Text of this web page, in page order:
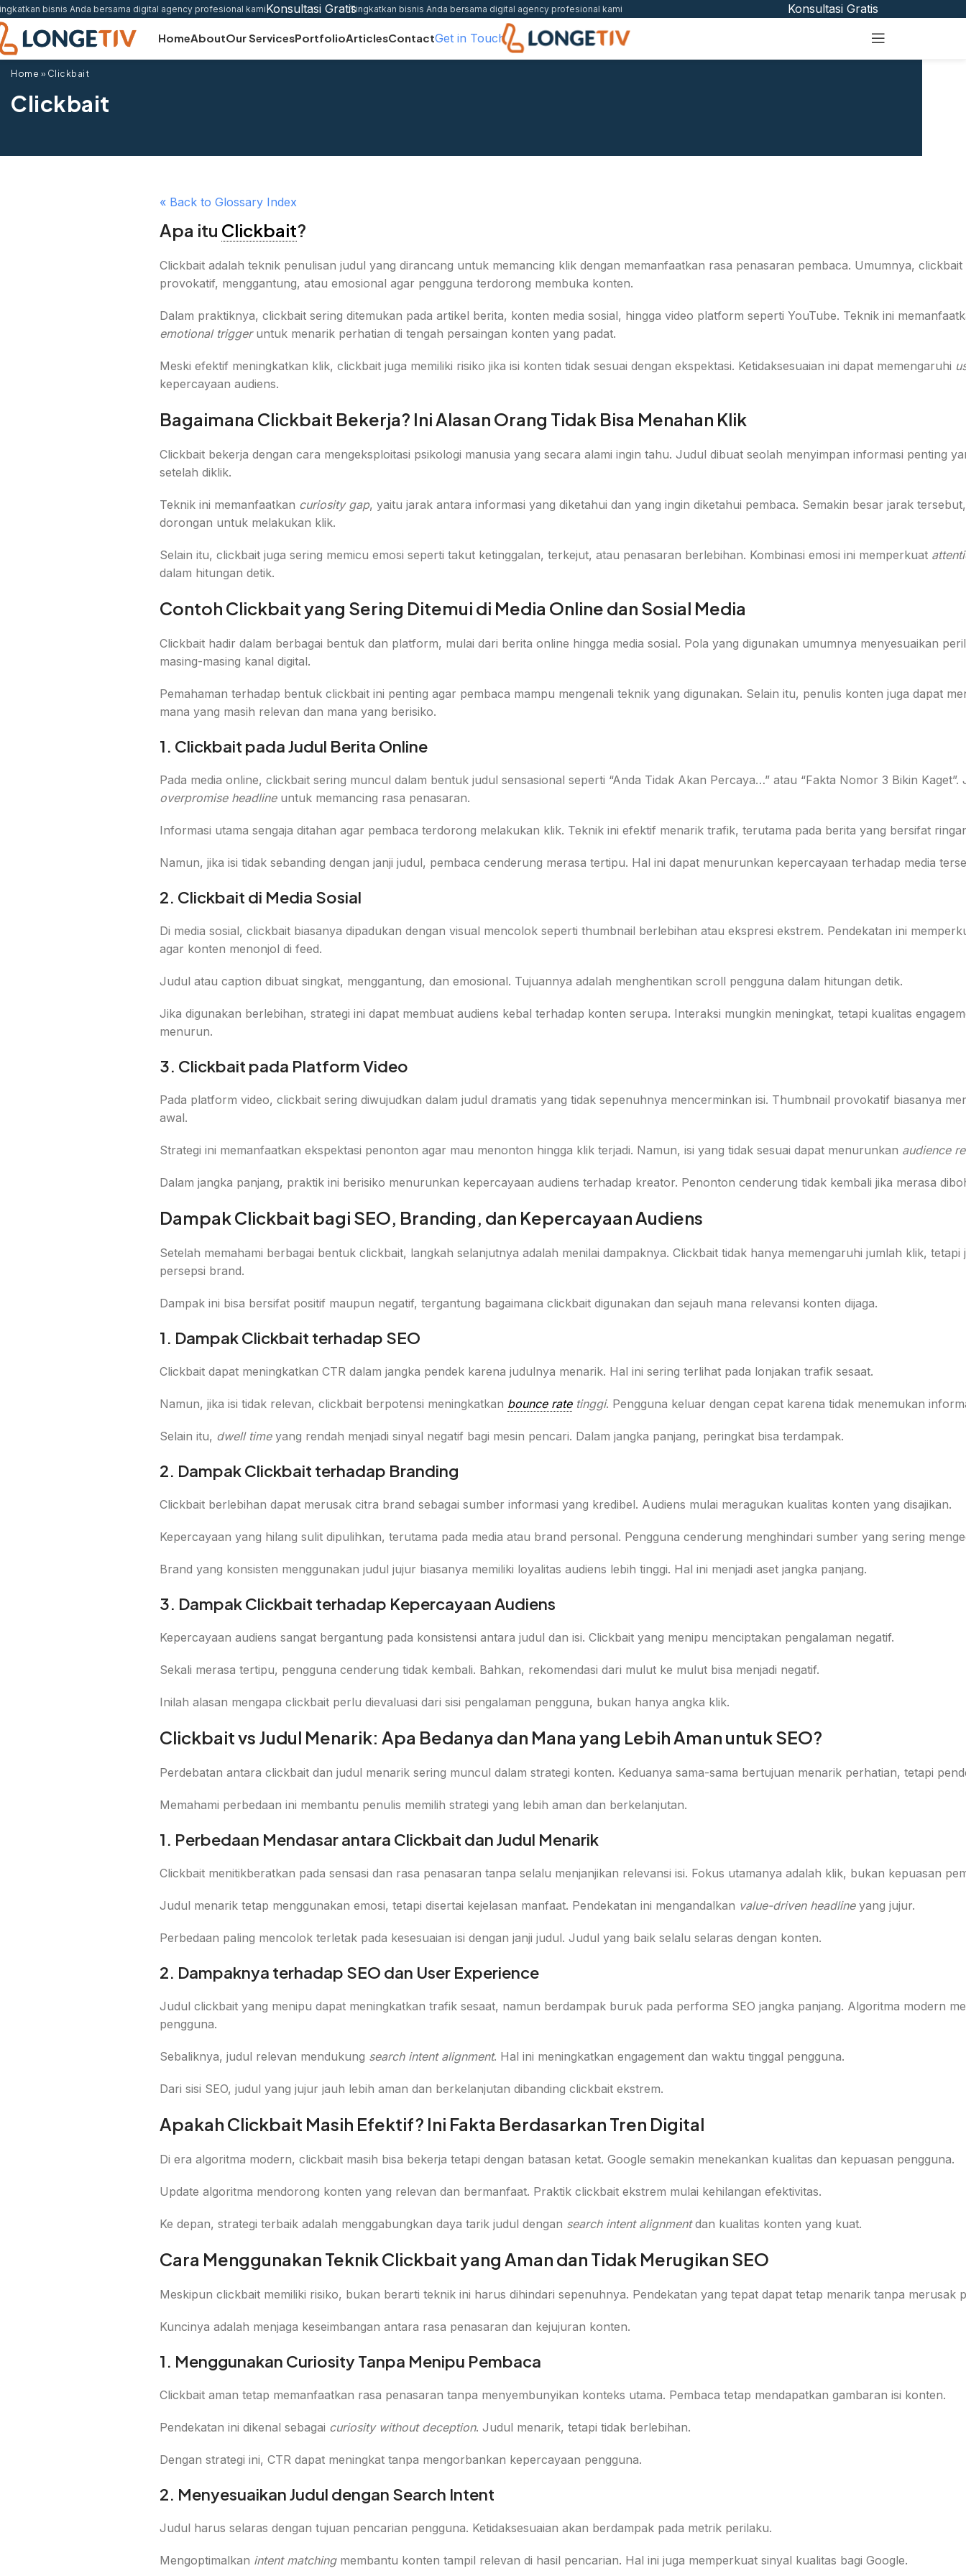
bisnis Anda bersama digital agency profesional kamiKonsultasi GratisTingkatkan bisnis Anda bersama digital agency profesional kami Konsultasi Gratis
HomeAboutOur ServicesPortfolioArticlesContactGet in Touch
Home » Clickbait
Clickbait
« Back to Glossary Index
Apa itu Clickbait?
Clickbait adalah teknik penulisan judul yang dirancang untuk memancing klik dengan memanfaatkan rasa penasaran pembaca. Umumnya,
provokatif, menggantung, atau emosional agar pengguna terdorong membuka konten.
Dalam praktiknya, clickbait sering ditemukan pada artikel berita, konten media sosial, hingga video platform seperti YouTube. Teknik ini
emotional triggeruntuk menarik perhatian di tengah persaingan konten yang padat.
Meski efektif meningkatkan klik, clickbait juga memiliki risiko jika isi konten tidak sesuai dengan ekspektasi. Ketidaksesuaian ini dapat memengaruhi
kepercayaan audiens.
Bagaimana Clickbait Bekerja? Ini Alasan Orang Tidak Bisa Menahan Klik
Clickbait bekerja dengan cara mengeksploitasi psikologi manusia yang secara alami ingin tahu. Judul dibuat seolah menyimpan informasi penting
setelah diklik.
Teknik ini memanfaatkan curiosity gap, yaitu jarak antara informasi yang diketahui dan yang ingin diketahui pembaca. Semakin besar jarak
dorongan untuk melakukan klik.
Selain itu, clickbait juga sering memicu emosi seperti takut ketinggalan, terkejut, atau penasaran berlebihan. Kombinasi emosi ini memperkuat
dalam hitungan detik.
Contoh Clickbait yang Sering Ditemui di Media Online dan Sosial Media
Clickbait hadir dalam berbagai bentuk dan platform, mulai dari berita online hingga media sosial. Pola yang digunakan umumnya menyesuaikan
masing-masing kanal digital.
Pemahaman terhadap bentuk clickbait ini penting agar pembaca mampu mengenali teknik yang digunakan. Selain itu, penulis konten juga dapat
mana yang masih relevan dan mana yang berisiko.
1. Clickbait pada Judul Berita Online
Pada media online, clickbait sering muncul dalam bentuk judul sensasional seperti “Anda Tidak Akan Percaya…” atau “Fakta Nomor 3 Bikin
overpromise headlineuntuk memancing rasa penasaran.
Informasi utama sengaja ditahan agar pembaca terdorong melakukan klik. Teknik ini efektif menarik trafik, terutama pada berita yang bersifat
Namun, jika isi tidak sebanding dengan janji judul, pembaca cenderung merasa tertipu. Hal ini dapat menurunkan kepercayaan terhadap media
2. Clickbait di Media Sosial
Di media sosial, clickbait biasanya dipadukan dengan visual mencolok seperti thumbnail berlebihan atau ekspresi ekstrem. Pendekatan ini
agar konten menonjol di feed.
Judul atau caption dibuat singkat, menggantung, dan emosional. Tujuannya adalah menghentikan scroll pengguna dalam hitungan detik.
Jika digunakan berlebihan, strategi ini dapat membuat audiens kebal terhadap konten serupa. Interaksi mungkin meningkat, tetapi kualitas
menurun.
3. Clickbait pada Platform Video
Pada platform video, clickbait sering diwujudkan dalam judul dramatis yang tidak sepenuhnya mencerminkan isi. Thumbnail provokatif biasanya
awal.
Strategi ini memanfaatkan ekspektasi penonton agar mau menonton hingga klik terjadi. Namun, isi yang tidak sesuai dapat menurunkan audience
Dalam jangka panjang, praktik ini berisiko menurunkan kepercayaan audiens terhadap kreator. Penonton cenderung tidak kembali jika merasa
Dampak Clickbait bagi SEO, Branding, dan Kepercayaan Audiens
Setelah memahami berbagai bentuk clickbait, langkah selanjutnya adalah menilai dampaknya. Clickbait tidak hanya memengaruhi jumlah klik, tetapi
persepsi brand.
Dampak ini bisa bersifat positif maupun negatif, tergantung bagaimana clickbait digunakan dan sejauh mana relevansi konten dijaga.
1. Dampak Clickbait terhadap SEO
Clickbait dapat meningkatkan CTR dalam jangka pendek karena judulnya menarik. Hal ini sering terlihat pada lonjakan trafik sesaat.
Namun, jika isi tidak relevan, clickbait berpotensi meningkatkan bounce ratetinggi. Pengguna keluar dengan cepat karena tidak menemukan
Selain itu, dwell timeyang rendah menjadi sinyal negatif bagi mesin pencari. Dalam jangka panjang, peringkat bisa terdampak.
2. Dampak Clickbait terhadap Branding
Clickbait berlebihan dapat merusak citra brand sebagai sumber informasi yang kredibel. Audiens mulai meragukan kualitas konten yang disajikan.
Kepercayaan yang hilang sulit dipulihkan, terutama pada media atau brand personal. Pengguna cenderung menghindari sumber yang sering
Brand yang konsisten menggunakan judul jujur biasanya memiliki loyalitas audiens lebih tinggi. Hal ini menjadi aset jangka panjang.
3. Dampak Clickbait terhadap Kepercayaan Audiens
Kepercayaan audiens sangat bergantung pada konsistensi antara judul dan isi. Clickbait yang menipu menciptakan pengalaman negatif.
Sekali merasa tertipu, pengguna cenderung tidak kembali. Bahkan, rekomendasi dari mulut ke mulut bisa menjadi negatif.
Inilah alasan mengapa clickbait perlu dievaluasi dari sisi pengalaman pengguna, bukan hanya angka klik.
Clickbait vs Judul Menarik: Apa Bedanya dan Mana yang Lebih Aman untuk SEO?
Perdebatan antara clickbait dan judul menarik sering muncul dalam strategi konten. Keduanya sama-sama bertujuan menarik perhatian, tetapi
Memahami perbedaan ini membantu penulis memilih strategi yang lebih aman dan berkelanjutan.
1. Perbedaan Mendasar antara Clickbait dan Judul Menarik
Clickbait menitikberatkan pada sensasi dan rasa penasaran tanpa selalu menjanjikan relevansi isi. Fokus utamanya adalah klik, bukan kepuasan
Judul menarik tetap menggunakan emosi, tetapi disertai kejelasan manfaat. Pendekatan ini mengandalkan value-driven headlineyang jujur.
Perbedaan paling mencolok terletak pada kesesuaian isi dengan janji judul. Judul yang baik selalu selaras dengan konten.
2. Dampaknya terhadap SEO dan User Experience
Judul clickbait yang menipu dapat meningkatkan trafik sesaat, namun berdampak buruk pada performa SEO jangka panjang. Algoritma modern
pengguna.
Sebaliknya, judul relevan mendukung search intent alignment. Hal ini meningkatkan engagement dan waktu tinggal pengguna.
Dari sisi SEO, judul yang jujur jauh lebih aman dan berkelanjutan dibanding clickbait ekstrem.
Apakah Clickbait Masih Efektif? Ini Fakta Berdasarkan Tren Digital
Di era algoritma modern, clickbait masih bisa bekerja tetapi dengan batasan ketat. Google semakin menekankan kualitas dan kepuasan pengguna.
Update algoritma mendorong konten yang relevan dan bermanfaat. Praktik clickbait ekstrem mulai kehilangan efektivitas.
Ke depan, strategi terbaik adalah menggabungkan daya tarik judul dengan search intent alignmentdan kualitas konten yang kuat.
Cara Menggunakan Teknik Clickbait yang Aman dan Tidak Merugikan SEO
Meskipun clickbait memiliki risiko, bukan berarti teknik ini harus dihindari sepenuhnya. Pendekatan yang tepat dapat tetap menarik tanpa merusak
Kuncinya adalah menjaga keseimbangan antara rasa penasaran dan kejujuran konten.
1. Menggunakan Curiosity Tanpa Menipu Pembaca
Clickbait aman tetap memanfaatkan rasa penasaran tanpa menyembunyikan konteks utama. Pembaca tetap mendapatkan gambaran isi konten.
Pendekatan ini dikenal sebagai curiosity without deception. Judul menarik, tetapi tidak berlebihan.
Dengan strategi ini, CTR dapat meningkat tanpa mengorbankan kepercayaan pengguna.
2. Menyesuaikan Judul dengan Search Intent
Judul harus selaras dengan tujuan pencarian pengguna. Ketidaksesuaian akan berdampak pada metrik perilaku.
Mengoptimalkan intent matchingmembantu konten tampil relevan di hasil pencarian. Hal ini juga memperkuat sinyal kualitas bagi Google.